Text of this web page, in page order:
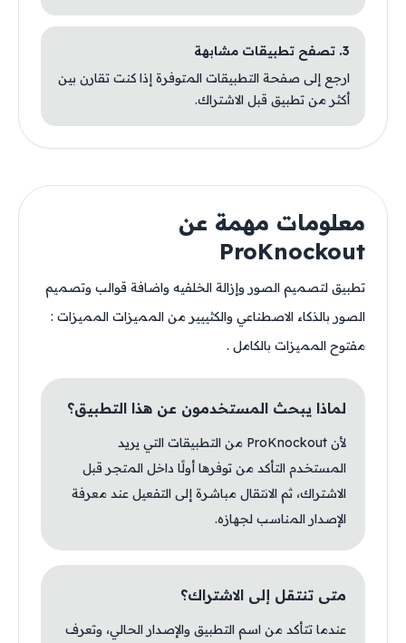
3. تصفح تطبيقات مشابهة
ارجع إلى صفحة التطبيقات المتوفرة إذا كنت تقارن بين
أكثر من تطبيق قبل الاشتراك.
معلومات مهمة عن
ProKnockout
تطبيق لتصميم الصور وإزالة الخلفيه واضافة قوالب وتصميم
الصور بالذكاء الاصطناعي والكثييير من المميزات المميزات :
مفتوح المميزات بالكامل .
لماذا يبحث المستخدمون عن هذا التطبيق؟
لأن ProKnockout من التطبيقات التي يريد
المستخدم التأكد من توفرها أولًا داخل المتجر قبل
الاشتراك، ثم الانتقال مباشرة إلى التفعيل عند معرفة
الإصدار المناسب لجهازه.
متى تنتقل إلى الاشتراك؟
عندما تتأكد من اسم التطبيق والإصدار الحالي، وتعرف